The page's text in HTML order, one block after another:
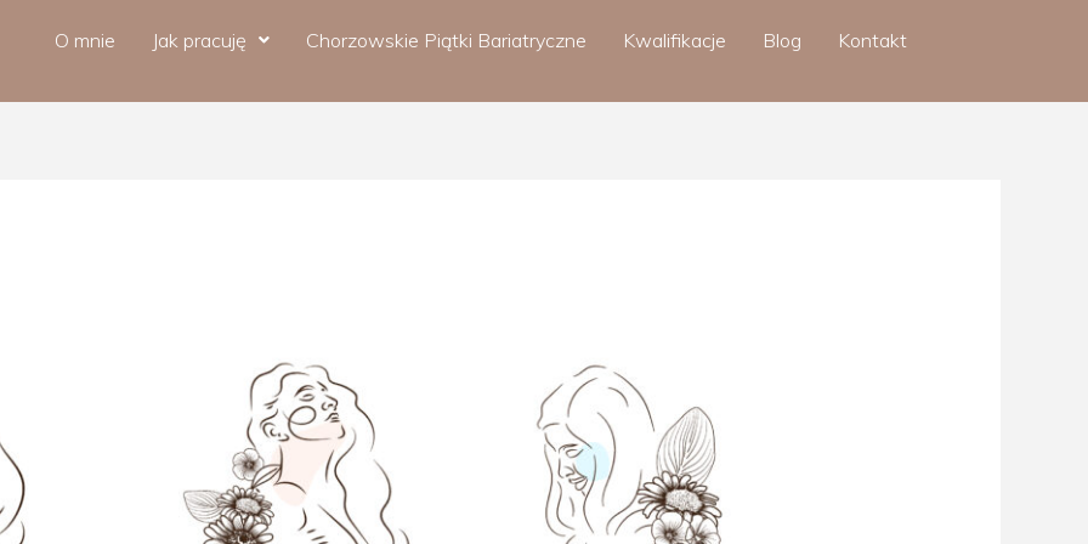
O mnie Jak pracuję Chorzowskie Piątki Bariatryczne Kwalifikacje Blog Kontakt